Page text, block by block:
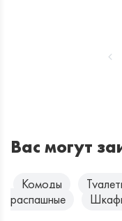
Вас могут
Комоды
распашные